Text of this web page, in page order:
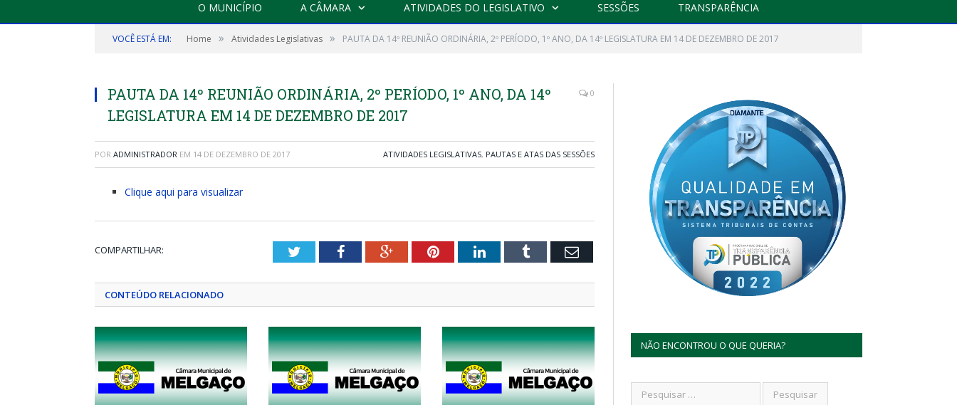
O MUNICÍPIO A CÂMARA ATIVIDADES DO LEGISLATIVO SESSÕES TRANSPARÊNCIA
VOCÊ ESTÁ EM: Home » Atividades Legislativas » PAUTA DA 14º REUNIÃO ORDINÁRIA, 2º PERÍODO, 1º ANO, DA 14º LEGISLATURA EM 14 DE DEZEMBRO DE 2017
PAUTA DA 14º REUNIÃO ORDINÁRIA, 2º PERÍODO, 1º ANO, DA 14º
LEGISLATURA EM 14 DE DEZEMBRO DE 2017
0
POR ADMINISTRADOR EM 14 DE DEZEMBRO DE 2017 ATIVIDADES LEGISLATIVAS, PAUTAS E ATAS DAS SESSÕES
Clique aqui para visualizar
COMPARTILHAR: TwitterFacebookGoogle+PinterestLinkedInTumblr Email
CONTEÚDO RELACIONADO
NÃO ENCONTROU O QUE QUERIA?